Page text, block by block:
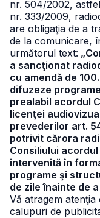
nr. 504/2002,
nr. 333/2009,
are obligaţia de a
de la comunicare,
următorul text:
a sancţionat
cu amendă de
difuzeze
prealabil acordul
licenţei
prevederilor art.
potrivit cărora
Consiliului
intervenită în
programe şi
de zile înainte de
Vă atragem
calupuri de